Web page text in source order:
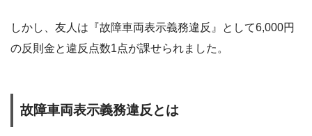
しかし、友人は『故障車両表示義務違反』として6,000円
の反則金と違反点数1点が課せられました。
故障車両表示義務違反とは